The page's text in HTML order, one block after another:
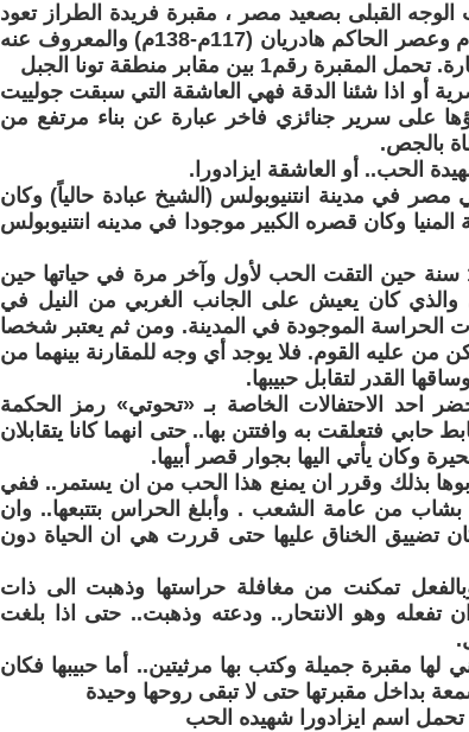
القبلى بصعيد مصر ، مقبرة فريدة الطراز تعود
الى قرابة ألفي عام وتحديدا الى عام 120 م وعصر الحاكم هادريان (117م-138م) والمعروف عنه
بين مقابر منطقة تونا الجبل
أو اذا شئنا الدقة فهي العاشقة التي سبقت جولييت
على سرير جنائزي فاخر عبارة عن بناء مرتفع من
بالجص.
الحب.. أو العاشقة ايزادورا.
مصر في مدينة انتنيوبولس (الشيخ عبادة حالياً) وكان
المنيا وكان قصره الكبير موجودا في مدينه انتنيوبولس
كانت ايزادورا فتاة يانعة تبلغ من العمر 16 سنة حين التقت الحب لأول وآخر مرة في حياتها حين
كان يعيش على الجانب الغربي من النيل في
الحراسة الموجودة في المدينة. ومن ثم يعتبر شخصا
من عليه القوم. فلا يوجد أي وجه للمقارنة بينهما من
القدر لتقابل حبيبها.
احد الاحتفالات الخاصة بـ «تحوتي» رمز الحكمة
فتعلقت به وافتتن بها.. حتى انهما كانا يتقابلان
وكان يأتي اليها بجوار قصر أبيها.
بذلك وقرر ان يمنع هذا الحب من ان يستمر.. ففي
من عامة الشعب . وأبلغ الحراس بتتبعها.. وان
تضييق الخناق عليها حتى قررت هي ان الحياة دون
تمكنت من مغافلة حراستها وذهبت الى ذات
تفعله وهو الانتحار.. ودعته وذهبت.. حتى اذا بلغت
لها مقبرة جميلة وكتب بها مرثيتين.. أما حبيبها فكان
بداخل مقبرتها حتى لا تبقى روحها وحيدة
اسم ايزادورا شهيده الحب